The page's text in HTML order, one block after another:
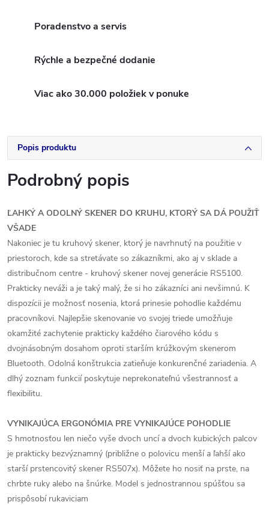
Poradenstvo a servis
Rýchle a bezpečné dodanie
Viac ako 30.000 položiek v ponuke
Popis produktu
Podrobný popis
ĽAHKÝ A ODOLNÝ SKENER DO KRUHU, KTORÝ SA DÁ POUŽIŤ
VŠADE
Nakoniec je tu kruhový skener, ktorý je navrhnutý na použitie v
priestoroch, kde sa stretávate so zákazníkmi, ako aj v sklade a
distribučnom centre - kruhový skener novej generácie RS5100.
Prakticky neváži a je taký malý, že si ho zákazníci ani nevšimnú. K
dispozícii je možnosť nosenia, ktorá prinesie pohodlie každému
pracovníkovi. Najlepšie skenovanie vo svojej triede umožňuje
okamžité zachytenie prakticky každého čiarového kódu s
dvojnásobným dosahom oproti starším krúžkovým skenerom
Bluetooth. Odolná konštrukcia zatieňuje konkurenčné zariadenia. A
dlhý zoznam funkcií poskytuje neprekonateľnú všestrannosť a
flexibilitu.
VYNIKAJÚCA ERGONÓMIA PRE VYNIKAJÚCE POHODLIE
S hmotnosťou len niečo vyše dvoch uncí a dvoch kubických palcov
je prakticky bezvýznamný (približne o polovicu menší a ľahší ako
starší prstencovitý skener RS507x). Môžete ho nosiť na prste, na
chrbte ruky alebo na šnúrke. Model s jednostrannou spúšťou sa
prispôsobí rukaviciam